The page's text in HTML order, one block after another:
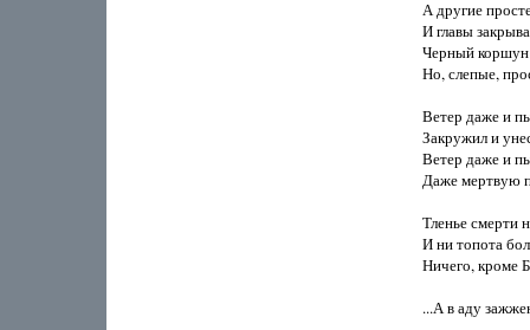
А другие
И главы
Черный коршун
Но, слепые,
Ветер даже и
Закружил и
Ветер даже и
Даже мертвую
Тленье смерти
И ни топота
Ничего, кроме
...А в аду